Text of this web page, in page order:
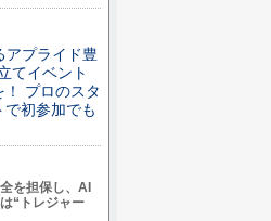
アプライド豊
てイベント
プロのスタ
で初参加でも
を担保し、AI
“トレジャー